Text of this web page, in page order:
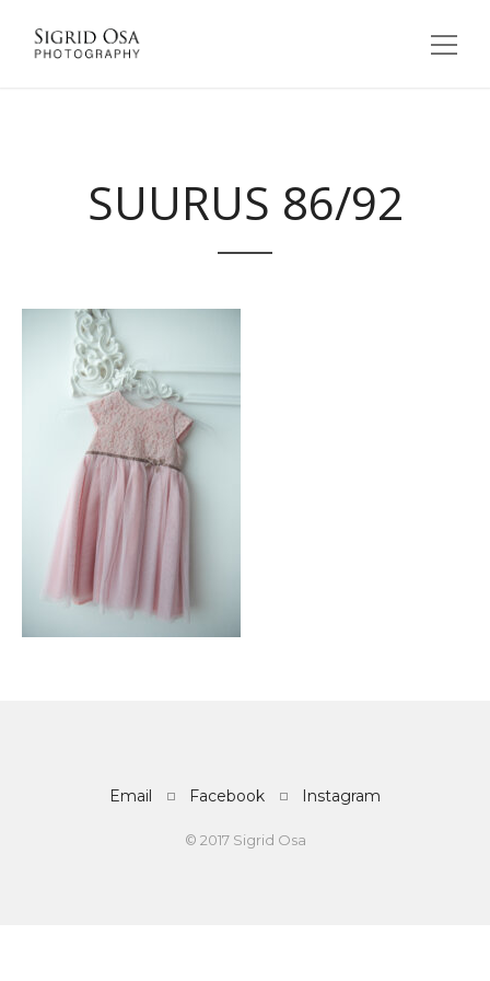
SUURUS 86/92
Email Facebook Instagram
© 2017 Sigrid Osa